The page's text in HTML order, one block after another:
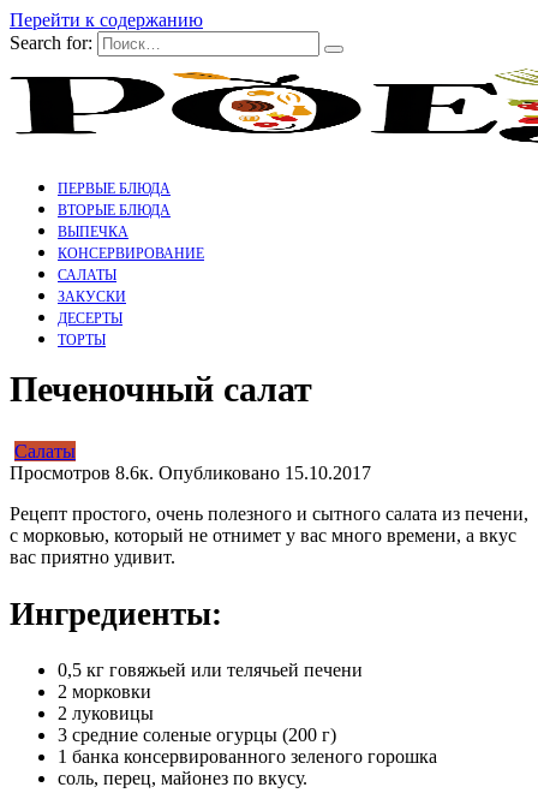
Перейти к содержанию
Search for:
ПЕРВЫЕ БЛЮДА
ВТОРЫЕ БЛЮДА
ВЫПЕЧКА
КОНСЕРВИРОВАНИЕ
САЛАТЫ
ЗАКУСКИ
ДЕСЕРТЫ
ТОРТЫ
Печеночный салат
Салаты
Просмотров 8.6к. Опубликовано 15.10.2017
Рецепт простого, очень полезного и сытного салата из печени,
с морковью, который не отнимет у вас много времени, а вкус
вас приятно удивит.
Ингредиенты:
0,5 кг говяжьей или телячьей печени
2 морковки
2 луковицы
3 средние соленые огурцы (200 г)
1 банка консервированного зеленого горошка
соль, перец, майонез по вкусу.